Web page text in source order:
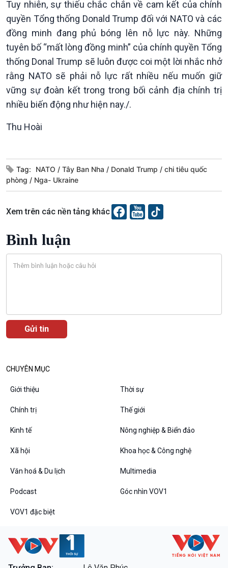
Podcast
Góc nhìn VOV1
Bình luận
Dòng chảy sự kiện
Thanh âm ký sự
Các chương trình đặc biệt
Tuy nhiên, sự thiếu chắc chắn về cam kết của chính
quyền Tổng thống Donald Trump đối với NATO và các
đồng minh đang phủ bóng lên nỗ lực này. Những
tuyên bố “mất lòng đồng minh” của chính quyền Tổng
thống Donal Trump sẽ luôn được coi một lời nhắc nhở
rằng NATO sẽ phải nỗ lực rất nhiều nếu muốn giữ
vững sự đoàn kết trong trong bối cảnh địa chính trị
nhiều biến động như hiện nay./.
Thu Hoài
Tag: NATO Tây Ban Nha Donald Trump
chi tiêu quốc
phòng
Nga- Ukraine
Xem trên các nền tảng khác
Bình luận
CHUYÊN MỤC
Giới thiệu Thời sự
Chính trị Thế giới
Kinh tế Nông nghiệp & Biển đảo
Xã hội Khoa học & Công nghệ
Văn hoá & Du lịch Multimedia
Podcast Góc nhìn VOV1
VOV1 đặc biệt